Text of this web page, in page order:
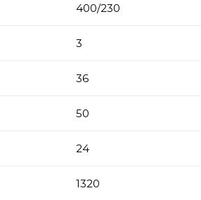
400/230
3
36
50
24
1320